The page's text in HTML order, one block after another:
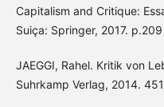
Capitalism and Critique:
Suiça: Springer, 2017.
JAEGGI, Rahel. Kritik von
Suhrkamp Verlag, 2014.